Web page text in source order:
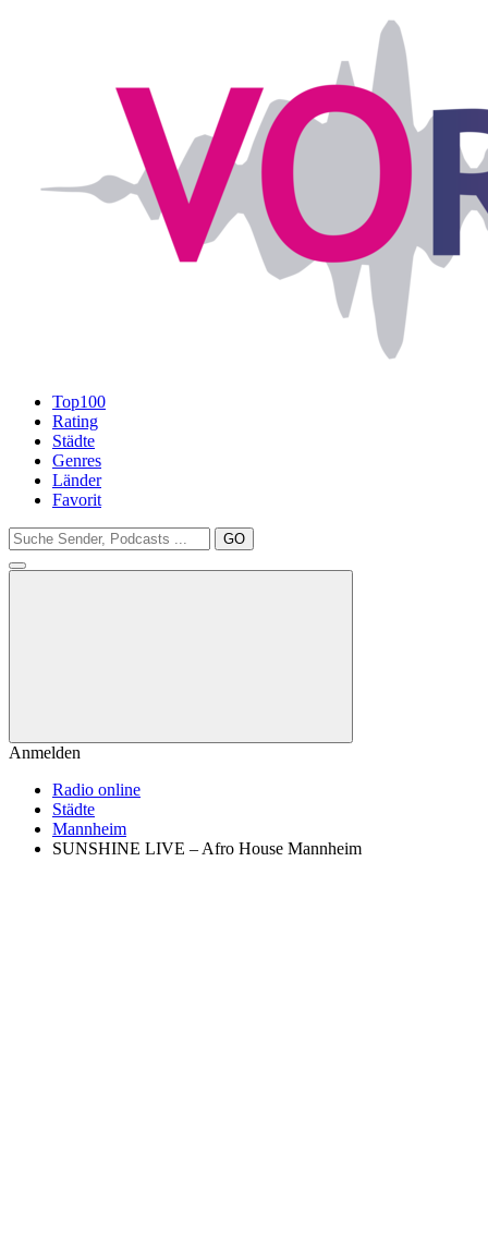
Top100
Rating
Städte
Genres
Länder
Favorit
GO
Anmelden
Radio online
Städte
Mannheim
SUNSHINE LIVE – Afro House Mannheim